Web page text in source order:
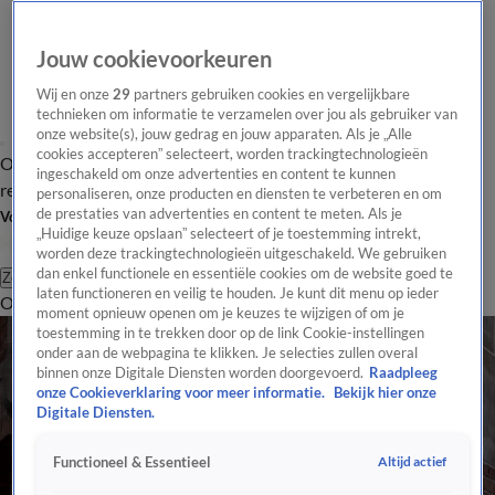
Overzicht Laatste nieuws Regionieuws Het beste van Hart
Tip de
redactie
Volg Hart van Nederland
Zoeken
OverzichtRegioUitzendingenWeerTip de redactiePanelVideo's
Jouw cookievoorkeuren
Wij en onze29 partners gebruiken cookies en vergelijkbare
technieken om informatie te verzamelen over jou als gebruiker van
onze website(s), jouw gedrag en jouw apparaten. Als je „Alle
cookies accepteren” selecteert, worden trackingtechnologieën
ingeschakeld om onze advertenties en content te kunnen
personaliseren, onze producten en diensten te verbeteren en om
de prestaties van advertenties en content te meten. Als je
„Huidige keuze opslaan” selecteert of je toestemming intrekt,
worden deze trackingtechnologieën uitgeschakeld. We gebruiken
dan enkel functionele en essentiële cookies om de website goed te
laten functioneren en veilig te houden. Je kunt dit menu op ieder
moment opnieuw openen om je keuzes te wijzigen of om je
toestemming in te trekken door op de link Cookie-instellingen
onder aan de webpagina te klikken. Je selecties zullen overal
binnen onze Digitale Diensten worden doorgevoerd. Raadpleeg
onze Cookieverklaring voor meer informatie.
Bekijk hier onze
Digitale Diensten.
Functioneel & Essentieel Altijd actief